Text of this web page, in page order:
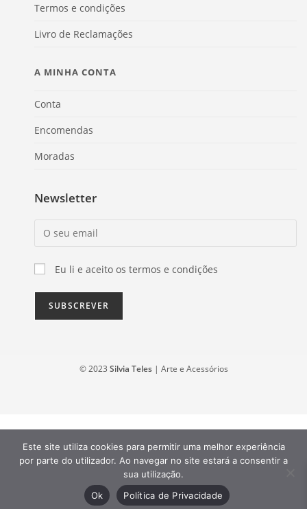
Termos e condições
Livro de Reclamações
A MINHA CONTA
Conta
Encomendas
Moradas
Newsletter
Eu li e aceito os termos e condições
© 2023 Silvia Teles| Arte e Acessórios
Este site utiliza cookies para permitir uma melhor experiência
por parte do utilizador. Ao navegar no site estará a consentir a
sua utilização.
Ok
Política de Privacidade